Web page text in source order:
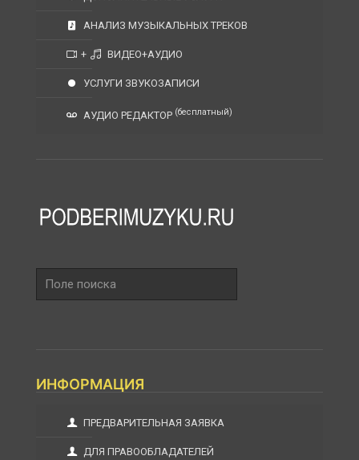
АНАЛИЗ МУЗЫКАЛЬНЫХ ТРЕКОВ
+ ВИДЕО+АУДИО
УСЛУГИ ЗВУКОЗАПИСИ
АУДИО РЕДАКТОР (бесплатный)
поиска
ИНФОРМАЦИЯ
ПРЕДВАРИТЕЛЬНАЯ ЗАЯВКА
ДЛЯ ПРАВООБЛАДАТЕЛЕЙ